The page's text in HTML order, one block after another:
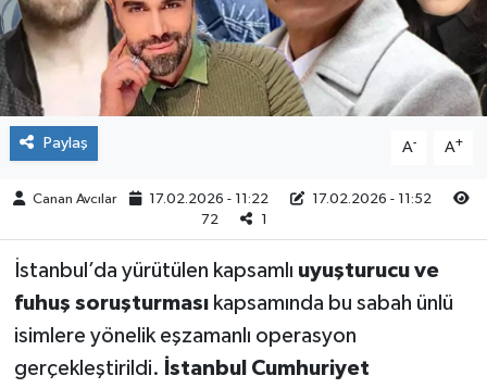
Paylaş A- A+
Canan Avcılar 17.02.2026 - 11:22
17.02.2026 - 11:52
72
1
İstanbul’da yürütülen kapsamlı uyuşturucu ve
fuhuş soruşturmasıkapsamında bu sabah ünlü
isimlere yönelik eşzamanlı operasyon
gerçekleştirildi. İstanbul Cumhuriyet